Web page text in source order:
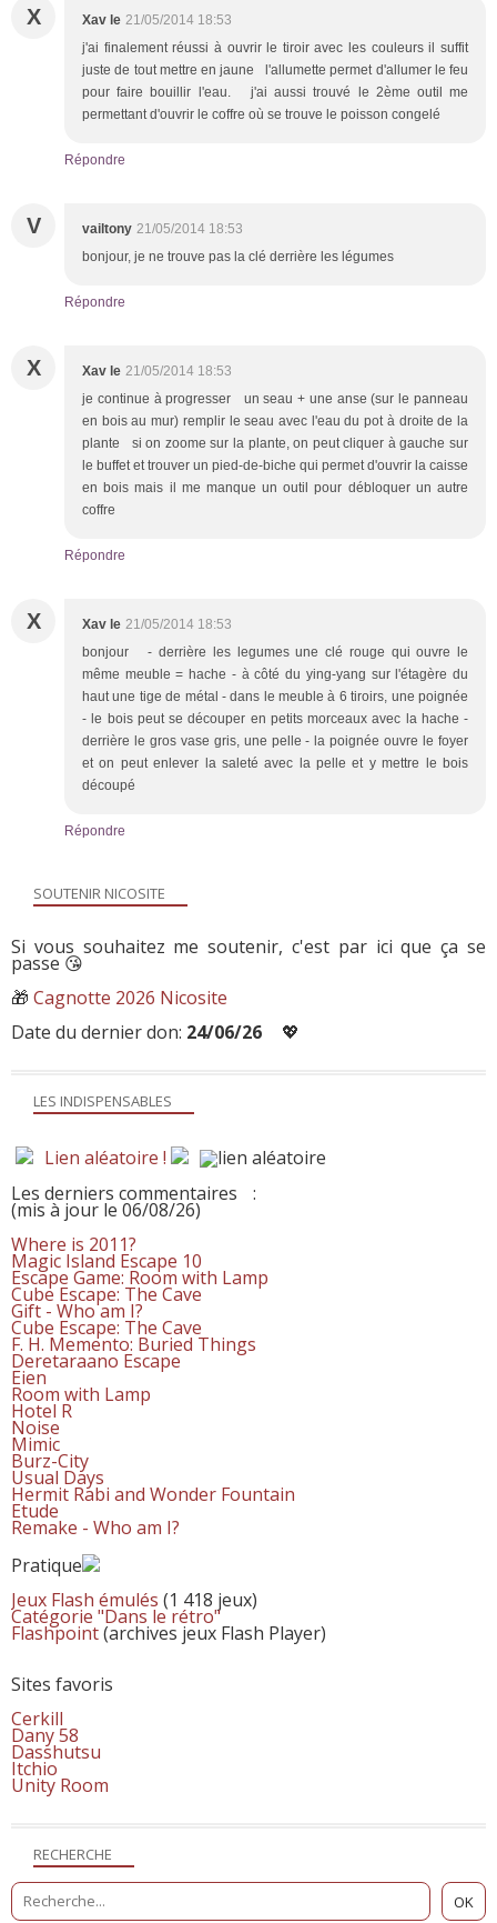
X Xav le 21/05/2014 18:53
j'ai finalement réussi à ouvrir le tiroir avec les couleurs il suffit
juste de tout mettre en jaune l'allumette permet d'allumer le feu
pour faire bouillir l'eau. j'ai aussi trouvé le 2ème outil me
permettant d'ouvrir le coffre où se trouve le poisson congelé
Répondre
V vailtony 21/05/2014 18:53
bonjour, je ne trouve pas la clé derrière les légumes
Répondre
X Xav le 21/05/2014 18:53
je continue à progresser un seau + une anse (sur le panneau
en bois au mur) remplir le seau avec l'eau du pot à droite de la
plante si on zoome sur la plante, on peut cliquer à gauche sur
le buffet et trouver un pied-de-biche qui permet d'ouvrir la caisse
en bois mais il me manque un outil pour débloquer un autre
coffre
Répondre
X Xav le 21/05/2014 18:53
bonjour - derrière les legumes une clé rouge qui ouvre le
même meuble = hache - à côté du ying-yang sur l'étagère du
haut une tige de métal - dans le meuble à 6 tiroirs, une poignée
- le bois peut se découper en petits morceaux avec la hache -
derrière le gros vase gris, une pelle - la poignée ouvre le foyer
et on peut enlever la saleté avec la pelle et y mettre le bois
découpé
Répondre
RECHERCHE
LES INDISPENSABLES
Lien aléatoire !
Les derniers commentaires
:
(mis à jour le 06/08/26)
Where is 2011?
Magic Island Escape 10
Escape Game: Room with Lamp
Cube Escape: The Cave
Gift - Who am I?
Cube Escape: The Cave
F. H. Memento: Buried Things
Deretaraano Escape
Eien
Room with Lamp
Hotel R
Noise
Mimic
Burz-City
Usual Days
Hermit Rabi and Wonder Fountain
Etude
Remake - Who am I?
Pratique
Jeux Flash émulés (1 418 jeux)
Catégorie "Dans le rétro"
Flashpoint(archives jeux Flash Player)
Sites favoris
Cerkill
Dany 58
Dasshutsu
Itchio
Unity Room
SOUTENIR NICOSITE
Si vous souhaitez me soutenir, c'est par ici que ça se
passe 😘
🎁 Cagnotte 2026 Nicosite
Date du dernier don: 24/06/26 💖